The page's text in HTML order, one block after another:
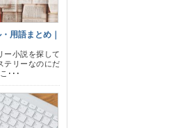
用語まとめ｜
ー小説を探して
テリーなのにだ
･･･